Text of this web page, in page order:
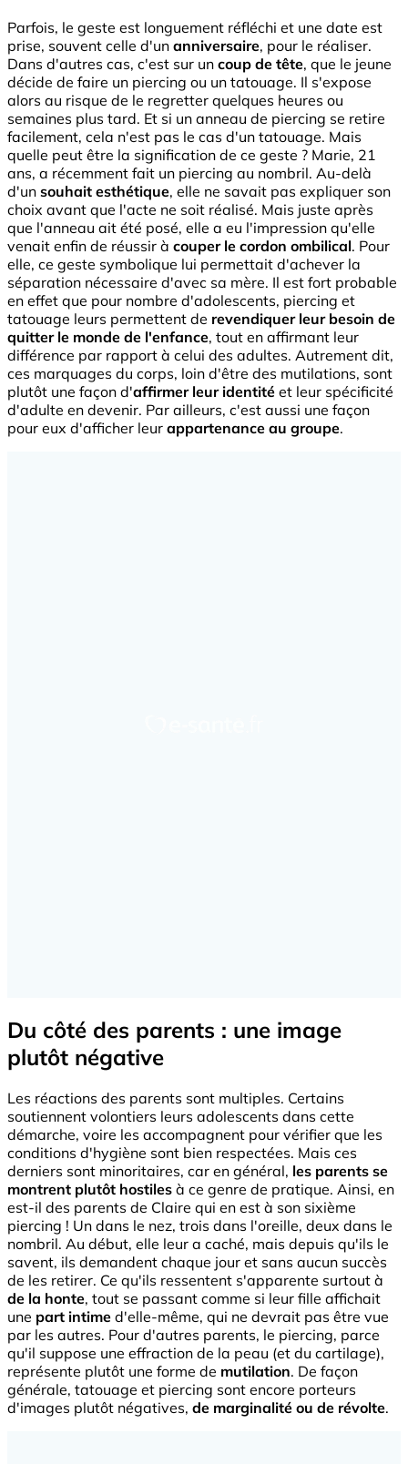
Parfois, le geste est longuement réfléchi et une date est
prise, souvent celle d'un anniversaire, pour le réaliser.
Dans d'autres cas, c'est sur un coup de tête, que le jeune
décide de faire un piercing ou un tatouage. Il s'expose
alors au risque de le regretter quelques heures ou
semaines plus tard. Et si un anneau de piercing se retire
facilement, cela n'est pas le cas d'un tatouage. Mais
quelle peut être la signification de ce geste ? Marie, 21
ans, a récemment fait un piercing au nombril. Au-delà
d'un souhait esthétique, elle ne savait pas expliquer son
choix avant que l'acte ne soit réalisé. Mais juste après
que l'anneau ait été posé, elle a eu l'impression qu'elle
venait enfin de réussir à couper le cordon ombilical. Pour
elle, ce geste symbolique lui permettait d'achever la
séparation nécessaire d'avec sa mère. Il est fort probable
en effet que pour nombre d'adolescents, piercing et
tatouage leurs permettent de revendiquer leur besoin de
quitter le monde de l'enfance, tout en affirmant leur
différence par rapport à celui des adultes. Autrement dit,
ces marquages du corps, loin d'être des mutilations, sont
plutôt une façon d'affirmer leur identité et leur spécificité
d'adulte en devenir. Par ailleurs, c'est aussi une façon
pour eux d'afficher leur appartenance au groupe.
Du côté des parents : une image
plutôt négative
Les réactions des parents sont multiples. Certains
soutiennent volontiers leurs adolescents dans cette
démarche, voire les accompagnent pour vérifier que les
conditions d'hygiène sont bien respectées. Mais ces
derniers sont minoritaires, car en général, les parents se
montrent plutôt hostiles à ce genre de pratique. Ainsi, en
est-il des parents de Claire qui en est à son sixième
piercing ! Un dans le nez, trois dans l'oreille, deux dans le
nombril. Au début, elle leur a caché, mais depuis qu'ils le
savent, ils demandent chaque jour et sans aucun succès
de les retirer. Ce qu'ils ressentent s'apparente surtout à
de la honte, tout se passant comme si leur fille affichait
une part intime d'elle-même, qui ne devrait pas être vue
par les autres. Pour d'autres parents, le piercing, parce
qu'il suppose une effraction de la peau (et du cartilage),
représente plutôt une forme de mutilation. De façon
générale, tatouage et piercing sont encore porteurs
d'images plutôt négatives, de marginalité ou de révolte.